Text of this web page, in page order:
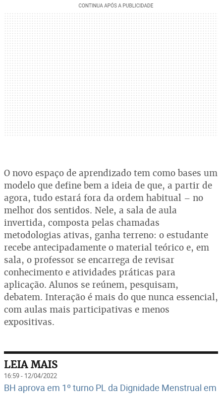
O novo espaço de aprendizado tem como bases um
modelo que define bem a ideia de que, a partir de
agora, tudo estará fora da ordem habitual – no
melhor dos sentidos. Nele, a sala de aula
invertida, composta pelas chamadas
metodologias ativas, ganha terreno: o estudante
recebe antecipadamente o material teórico e, em
sala, o professor se encarrega de revisar
conhecimento e atividades práticas para
aplicação. Alunos se reúnem, pesquisam,
debatem. Interação é mais do que nunca essencial,
com aulas mais participativas e menos
expositivas.
LEIA MAIS
16:59 - 12/04/2022
BH aprova em 1º turno PL da Dignidade Menstrual em